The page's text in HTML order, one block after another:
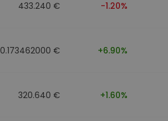
433.240 € -1.20%
0.173462000 € +6.90%
320.640 € +1.60%